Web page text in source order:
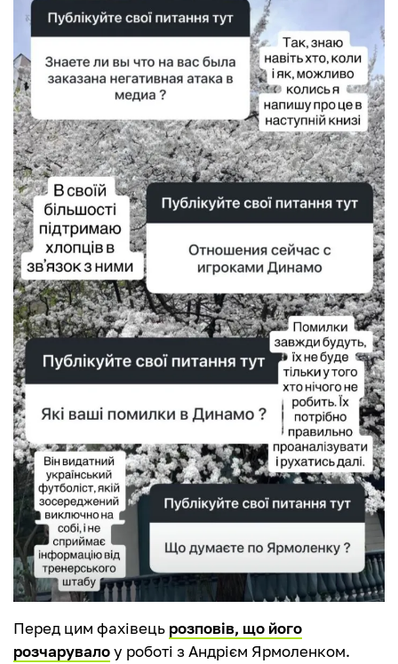
Перед цим фахівець розповів, що його
розчарувалоу роботі з Андрієм Ярмоленком.